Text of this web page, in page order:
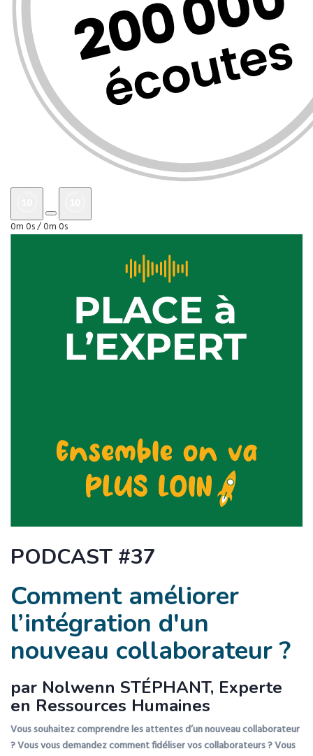
0m 0s /0m 0s
PODCAST #37
Comment améliorer
l’intégration d'un
nouveau collaborateur ?
par Nolwenn STÉPHANT, Experte
en Ressources Humaines
Vous souhaitez comprendre les attentes d’un nouveau collaborateur
? Vous vous demandez comment fidéliser vos collaborateurs ? Vous